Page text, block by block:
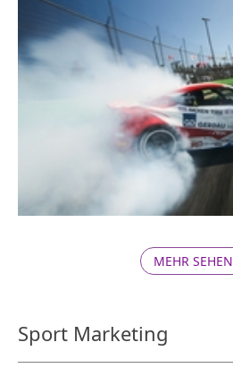
MEHR SEHEN
Sport Marketing